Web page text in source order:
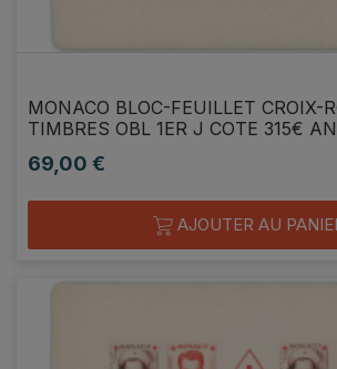
MONACO BLOC-FEUILLET CROIX-
TIMBRES OBL 1ER J COTE 315€
Prix
69,00 €
AJOUTER AU